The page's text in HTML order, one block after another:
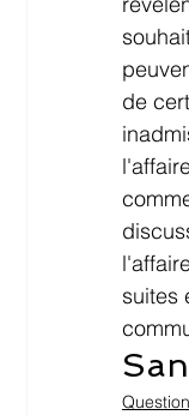
de
suites